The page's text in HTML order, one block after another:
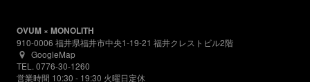
OVUM × MONOLITH
910-0006 福井県福井市中央1-19-21 福井クレストビル2階
GoogleMap
TEL. 0776-30-1260
営業時間 10:30 - 19:30 火曜日定休